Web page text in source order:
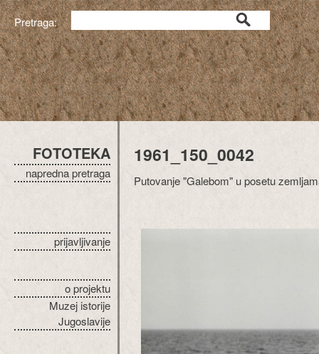
Pretraga:
FOTOTEKA
napredna pretraga
prijavljivanje
o projektu
Muzej istorije
Jugoslavije
1961_150_0042
Putovanje "Galebom" u posetu